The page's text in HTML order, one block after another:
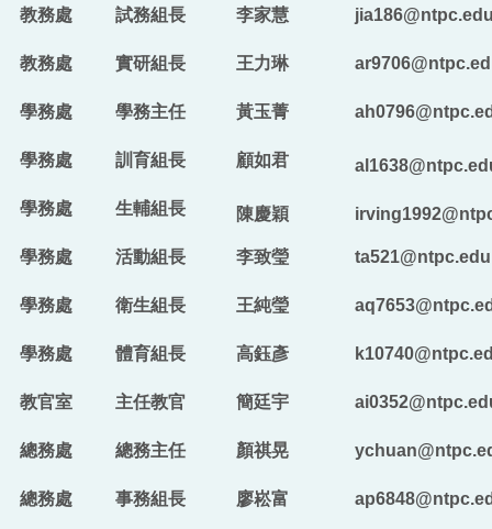
電子報及粉絲專頁
教務處 試務組長 李家慧
教務處 實研組長 王力琳
學務處 學務主任 黃玉菁
學務處 訓育組長 顧如君
學務處 生輔組長 陳慶穎
學務處 活動組長 李致瑩
學務處 衛生組長 王純瑩 aq7653
學務處 體育組長 高鈺彥
教官室 主任教官 簡廷宇
總務處 總務主任 顏祺晃
總務處 事務組長 廖崧富